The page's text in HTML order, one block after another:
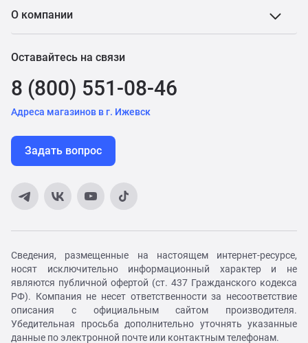
О компании
Оставайтесь на связи
8 (800) 551-08-46
Адреса магазинов в г. Ижевск
Задать вопрос
Сведения, размещенные на настоящем интернет-ресурсе,
носят исключительно информационный характер и не
являются публичной офертой (ст. 437 Гражданского кодекса
РФ). Компания не несет ответственности за несоответствие
описания с официальным сайтом производителя.
Убедительная просьба дополнительно уточнять указанные
данные по электронной почте или контактным телефонам.